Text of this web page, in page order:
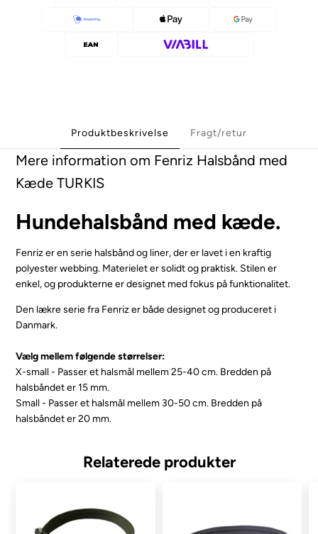
Produktbeskrivelse Fragt/retur
Mere information om Fenriz Halsbånd med
Kæde TURKIS
Hundehalsbånd med kæde.
Fenriz er en serie halsbånd og liner, der er lavet i en kraftig
polyester webbing. Materielet er solidt og praktisk. Stilen er
enkel, og produkterne er designet med fokus på funktionalitet.
Den lækre serie fra Fenriz er både designet og produceret i
Danmark.
Vælg mellem følgende størrelser:
X-small - Passer et halsmål mellem 25-40 cm. Bredden på
halsbåndet er 15 mm.
Small - Passer et halsmål mellem 30-50 cm. Bredden på
halsbåndet er 20 mm.
Relaterede produkter